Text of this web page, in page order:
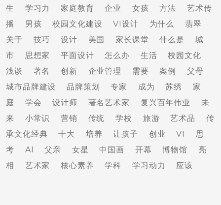
生
学习力 家庭教育 企业 女孩 方法
艺术传
播
男孩 校园文化建设 VI设计 为什么
翡翠
关于
技巧 设计 美国 家长课堂 什么是
城
市
思想家 平面设计 怎么办 生活
校园文化
浅谈
著名 创新 企业管理 需要 案例
父母
城市品牌建设
品牌策划 专家 成为 苏绣
家
庭
学会 设计师 著名艺术家 复兴百年伟业
未
来
小常识 营销 传统 学校 旅游 艺术品
传
承文化经典
十大 培养 让孩子 创业 VI
思
考
AI 父亲 女星 中国画 开幕 博物馆
亮
相
艺术家 核心素养 学科 学习动力 应该